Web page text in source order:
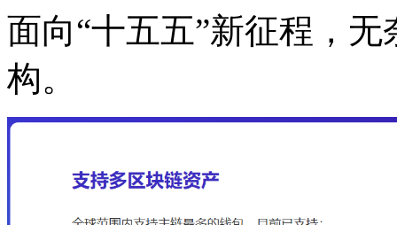
面向“十五五”新征程，
构。